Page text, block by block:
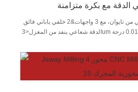
الدقة مع بكرة متزامنة
مغزل من النوع الكمي أصلي من تايوان، مع 3 واجهات&2 خلفي ياباني فائق
الدقة شعاعي ينفد من المغزل<3um دقة الفهرسة هي ±0.015 درجة